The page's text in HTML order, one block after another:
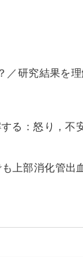
研究結果を
：怒り，不
部消化管出